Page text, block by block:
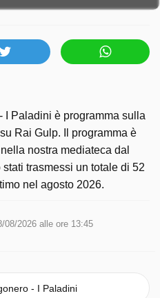
I Paladini è programma sulla
Rai Gulp. Il programma è
nostra mediateca dal
stati trasmessi un totale di 52
nel agosto 2026.
08/2026 alle ore 13:45
- I Paladini